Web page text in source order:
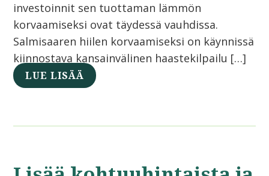
investoinnit sen tuottaman lämmön
korvaamiseksi ovat täydessä vauhdissa.
Salmisaaren hiilen korvaamiseksi on käynnissä
kiinnostava kansainvälinen haastekilpailu […]
LUE LISÄÄ